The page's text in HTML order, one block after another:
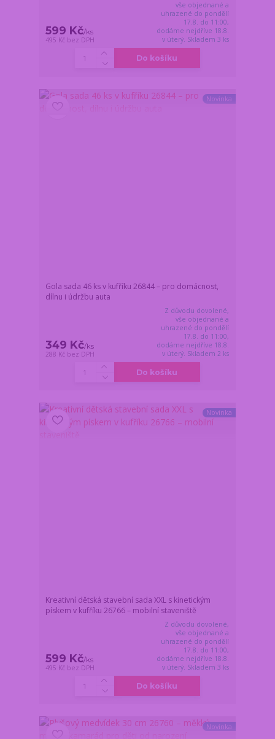
599 Kč/ks
495 Kč bez DPH
vše objednané a
uhrazené do pondělí
17.8. do 11:00,
dodáme nejdříve 18.8.
v úterý. Skladem 3 ks
Do košíku
Novinka
Gola sada 46 ks v kufříku 26844 – pro domácnost,
dílnu i údržbu auta
349 Kč/ks
288 Kč bez DPH
Z důvodu dovolené,
vše objednané a
uhrazené do pondělí
17.8. do 11:00,
dodáme nejdříve 18.8.
v úterý. Skladem 2 ks
Do košíku
Novinka
Kreativní dětská stavební sada XXL s kinetickým
pískem v kufříku 26766 – mobilní staveniště
599 Kč/ks
495 Kč bez DPH
Z důvodu dovolené,
vše objednané a
uhrazené do pondělí
17.8. do 11:00,
dodáme nejdříve 18.8.
v úterý. Skladem 3 ks
Do košíku
Novinka